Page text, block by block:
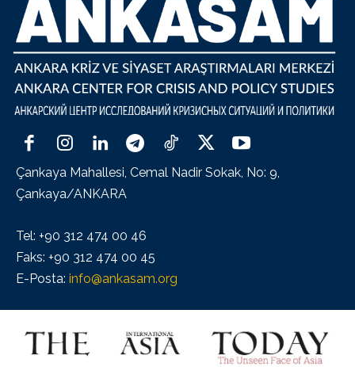
Çankaya Mahallesi, Cemal Nadir Sokak, No: 9,
Çankaya/ANKARA
Tel: +90 312 474 00 46
Faks: +90 312 474 00 45
E-Posta: info@ankasam.org